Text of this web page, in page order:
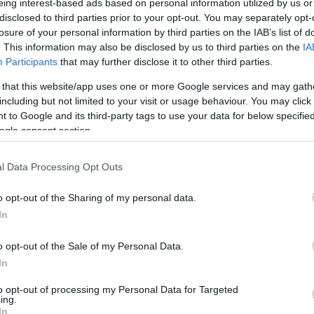
interest-based ads based on personal information utilized by us
to third parties prior to your opt-out. You may separately
of your personal information by third parties on the IAB’s list of
This information may also be disclosed by us to third parties on the
Participants that may further disclose it to other third parties.
that this website/app uses one or more Google services and may
but not limited to your visit or usage behaviour. You may
to Google and its third-party tags to use your data for below
consent section.
Data Processing Opt Outs
opt-out of the Sharing of my personal data.
opt-out of the Sale of my Personal Data.
opt-out of processing my Personal Data for Targeted
οικονομία»
Newsroom
16-02-2026 17:52
Σδούκου: Η κυβέρνηση προχωράει με
συμφωνία
14-02-2026 13:21 21:52